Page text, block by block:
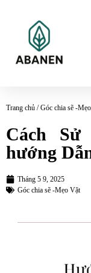
Trang chủ /Góc chia sẽ -
Cách Sử
hướng
Tháng 5 9, 2025
Góc chia sẽ -Mẹo Vặt